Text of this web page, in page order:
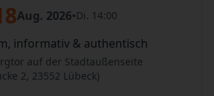
Aug. 2026•Di. 14:00
informativ & authentisch
auf der Stadtaußenseite
2, 23552 Lübeck)